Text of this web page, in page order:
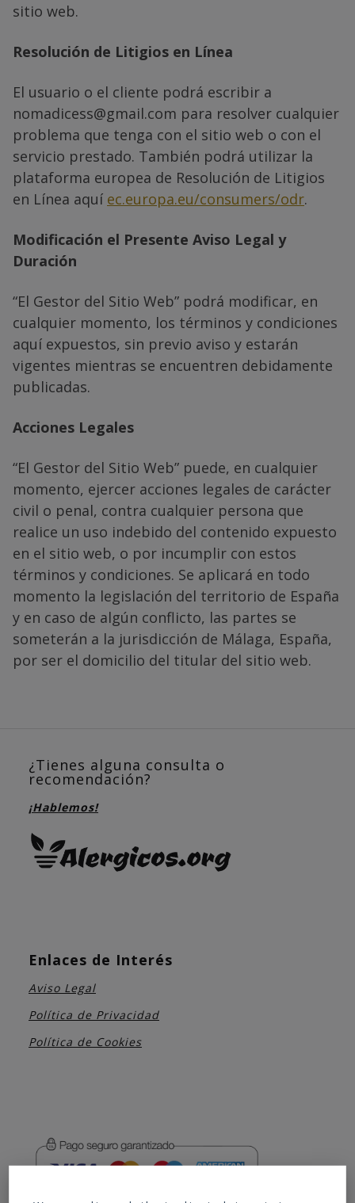
sitio web.
Resolución de Litigios en Línea
El usuario o el cliente podrá escribir a
nomadicess@gmail.com para resolver cualquier
problema que tenga con el sitio web o con el
servicio prestado. También podrá utilizar la
plataforma europea de Resolución de Litigios
en Línea aquí ec.europa.eu/consumers/odr.
Modificación el Presente Aviso Legal y
Duración
“El Gestor del Sitio Web” podrá modificar, en
cualquier momento, los términos y condiciones
aquí expuestos, sin previo aviso y estarán
vigentes mientras se encuentren debidamente
publicadas.
Acciones Legales
“El Gestor del Sitio Web” puede, en cualquier
momento, ejercer acciones legales de carácter
civil o penal, contra cualquier persona que
realice un uso indebido del contenido expuesto
en el sitio web, o por incumplir con estos
términos y condiciones. Se aplicará en todo
momento la legislación del territorio de España
y en caso de algún conflicto, las partes se
someterán a la jurisdicción de Málaga, España,
por ser el domicilio del titular del sitio web.
¿Tienes alguna consulta o
recomendación?
¡Hablemos!
Enlaces de Interés
Aviso Legal
Política de Privacidad
Política de Cookies